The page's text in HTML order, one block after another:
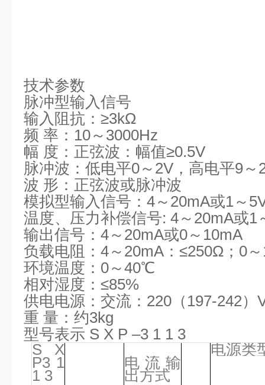
技术参数
脉冲型输入信号
输入阻抗：≥3kΩ
频 率：10～3000Hz
幅 度：正弦波：幅值≥0.5V
脉冲波：低电平0～2V，高电平9～
波 形：正弦波或脉冲波
模拟型输入信号：4～20mA或1～
温度、压力补偿信号: 4～20mA或1
输出信号：4～20mA或0～10mA
负载电阻：4～20mA：≤250Ω；0
环境温度：0～40℃
相对湿度：≤85%
供电电源：交流：220（197-242）
重 量：约3kg
型号表示 S X P –3 1 1 3
S X
P3 1
1 3
电流输
出方式
电源类